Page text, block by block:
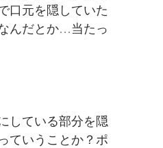
口元を隠していた
んだとか…当たっ
している部分を隠
ていうことか？ポ